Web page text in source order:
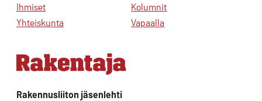
Ihmiset
Yhteiskunta
Kolumnit
Vapaalla
Rakennusliiton jäsenlehti